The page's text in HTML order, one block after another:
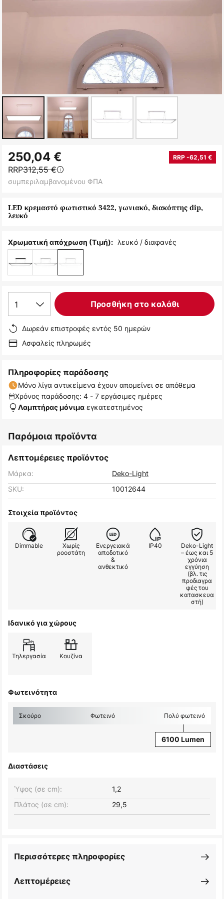
στην
αρχή
της
εικόνων
LED κρεμαστό φωτιστικό 3422, γωνιακό, διακόπτης dip,
λευκό
250,04 € RRP -62,51 €
RRP312,55 €
συμπεριλαμβανομένου ΦΠΑ
Χρωματική απόχρωση (Τιμή): λευκό / διαφανές
1 Προσθήκη στο καλάθι
Δωρεάν επιστροφές εντός 50 ημερών
Ασφαλείς πληρωμές
Πληροφορίες παράδοσης
Μόνο λίγα αντικείμενα έχουν απομείνει σε απόθεμα
Χρόνος παράδοσης: 4 - 7 εργάσιμες ημέρες
Λαμπτήρας μόνιμα εγκατεστημένος
Παρόμοια προϊόντα
Λεπτομέρειες προϊόντος
Μάρκα:
Deko-Light
SKU:
10012644
Στοιχεία προϊόντος
Dimmable
Χωρίς
ροοστάτη
Ενεργειακά
αποδοτικό
&
ανθεκτικό
IP40
Deko-Light
– έως και 5
χρόνια
εγγύηση
(βλ. τις
προδιαγρα
φές του
κατασκευα
στή)
Ιδανικό για χώρους
Τηλεργασία Κουζίνα
Φωτεινότητα
Σκούρο Φωτεινό Πολύ φωτεινό
6100 Lumen
Διαστάσεις
Πλάτος (σε cm): 29,5
Ύψος (σε cm): 1,2
Λεπτομέρειες
Περισσότερες πληροφορίες